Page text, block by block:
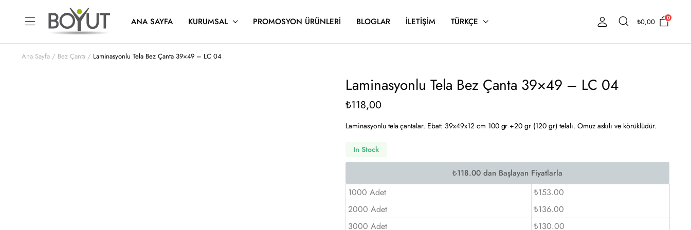
ANA SAYFA KURUMSAL PROMOSYON ÜRÜNLERI BLOGLAR İLETIŞIM TÜRKÇE ₺0,00 0
Ana Sayfa Bez Çanta Laminasyonlu Tela Bez Çanta 39×49 – LC 04
Laminasyonlu Tela Bez Çanta 39×49 – LC 04
₺118,00
Laminasyonlu tela çantalar. Ebat: 39x49x12 cm 100 gr +20 gr (120 gr) telalı. Omuz askılı ve körüklüdür.
In Stock
1000 Adet
₺153.00
2000 Adet
₺136.00
3000 Adet
₺130.00